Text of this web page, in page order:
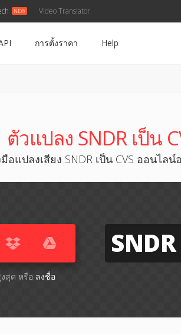
Video Translator
การตั้งราคา Help
ตัวแปลง SNDR เป็น
อแปลงเสียง SNDR เป็น CVS ออนไลน์
สุด หรือ ลงชื่อ
SNDR